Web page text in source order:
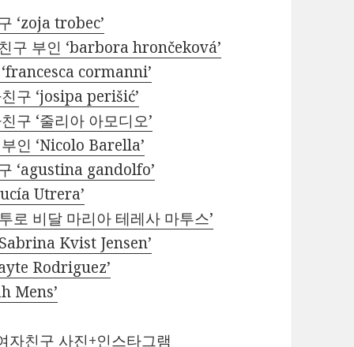
‘zoja trobec’
구 부인 ‘barbora hrončeková’
cormanni’
구 ‘josipa perišić’
구 ‘줄리아 아모디오’
인 ‘Nicolo Barella’
‘agustina gandolfo’
Utrera’
로 비달 마리아 테레사 마투스’
Kvist Jensen’
Rodriguez’
Mens’
자친구 사진+인스타그램